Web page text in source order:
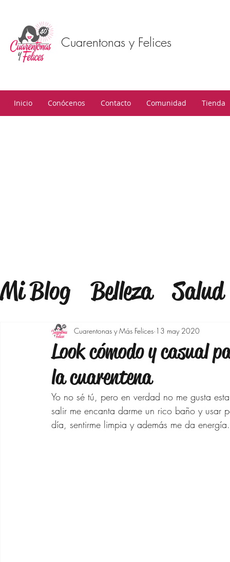
Cuarentonas y Felices
Inicio Conócenos Contacto Comunidad Tienda
Mi Blog Belleza
Salud
Estilo
Mindfulness
Estilo de Vida
Maquillaje
Outfits 40
Look cómodo y casual
la cuarentena
Cuarentonas y Más Felices 13 may 2020
Yo no sé tú, pero en verdad no me gusta
salir me encanta darme un rico baño y usar
día, sentirme limpia y además me da energía.